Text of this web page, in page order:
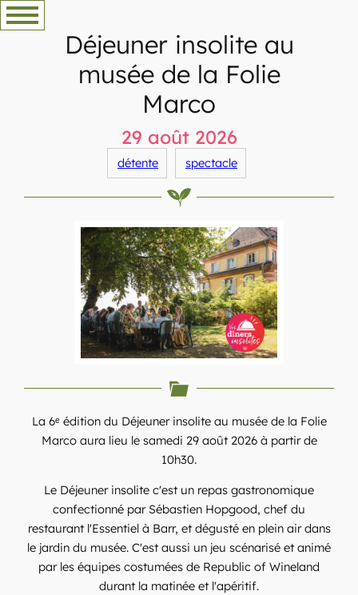
Aller
au
Déjeuner insolite au
musée de la Folie
Marco
29 août 2026
détente spectacle
La 6ᵉ édition du Déjeuner insolite au musée de la Folie
Marco aura lieu le samedi 29 août 2026 à partir de
10h30.
Le Déjeuner insolite c'est un repas gastronomique
confectionné par Sébastien Hopgood, chef du
restaurant l'Essentiel à Barr, et dégusté en plein air dans
le jardin du musée. C'est aussi un jeu scénarisé et animé
par les équipes costumées de Republic of Wineland
durant la matinée et l'apéritif.